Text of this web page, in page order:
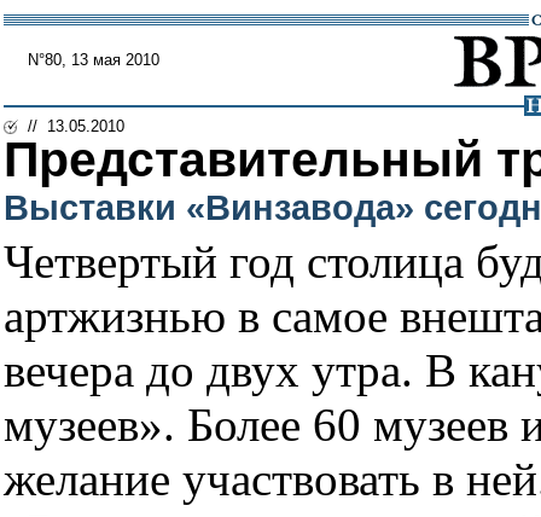
N°80, 13 мая 2010
// 13.05.2010
Представительный
Выставки «Винзавода»
Четвертый год столица
артжизнью в самое
вечера до двух утра. В
музеев». Более 60 музеев
желание участвовать в